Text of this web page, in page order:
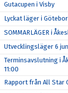
Gutacupen i Visby
Lyckat läger i
SOMMARLÄGER i
Utvecklingsläger 6
Terminsavslutning i
11:00
Rapport från All Star